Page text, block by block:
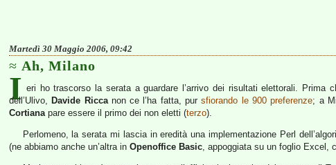
Martedì 30 Maggio 2006, 09:42
Ah, Milano
I eri ho trascorso la serata a guardare l’arrivo dei risultati elettorali. Prima
dell’Ulivo, Davide Riccanon ce l’ha fatta, pursfiorando le 900 preferenze; a
Cortianapare essere il primo dei non eletti (terzo).
Perlomeno, la serata mi lascia in eredità una implementazione Perl
(ne abbiamo anche un’altra in Openoffice Basic, appoggiata su un foglio Excel,